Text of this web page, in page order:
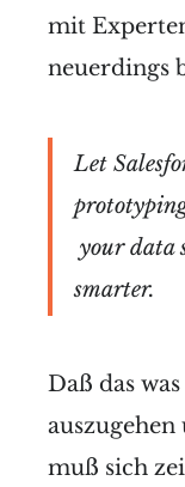
mit
neuerdings
Let
your data
smarter.
Daß das
muß sich